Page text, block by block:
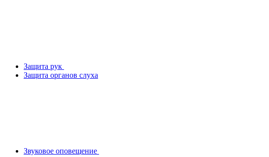
Защита рук
Защита органов слуха
Звуковое оповещение